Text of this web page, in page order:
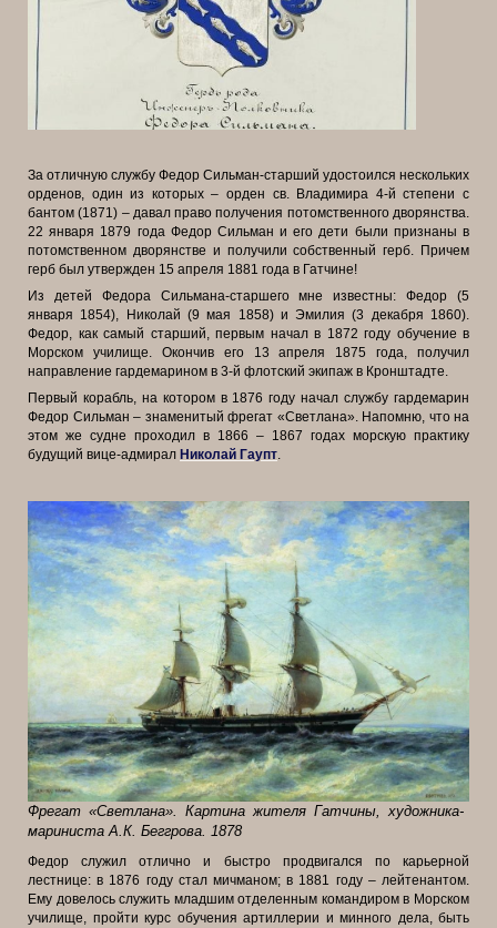
За отличную службу Федор Сильман-старший удостоился нескольких
орденов, один из которых – орден св. Владимира 4-й степени с
бантом (1871) – давал право получения потомственного дворянства.
22 января 1879 года Федор Сильман и его дети были признаны в
потомственном дворянстве и получили собственный герб. Причем
герб был утвержден 15 апреля 1881 года в Гатчине!
Из детей Федора Сильмана-старшего мне известны: Федор (5
января 1854), Николай (9 мая 1858) и Эмилия (3 декабря 1860).
Федор, как самый старший, первым начал в 1872 году обучение в
Морском училище. Окончив его 13 апреля 1875 года, получил
направление гардемарином в 3-й флотский экипаж в Кронштадте.
Первый корабль, на котором в 1876 году начал службу гардемарин
Федор Сильман – знаменитый фрегат «Светлана». Напомню, что на
этом же судне проходил в 1866 – 1867 годах морскую практику
будущий вице-адмирал Николай Гаупт.
Фрегат «Светлана». Картина жителя Гатчины, художника-
мариниста А.К. Беггрова. 1878
Федор служил отлично и быстро продвигался по карьерной
лестнице: в 1876 году стал мичманом; в 1881 году – лейтенантом.
Ему довелось служить младшим отделенным командиром в Морском
училище, пройти курс обучения артиллерии и минного дела, быть